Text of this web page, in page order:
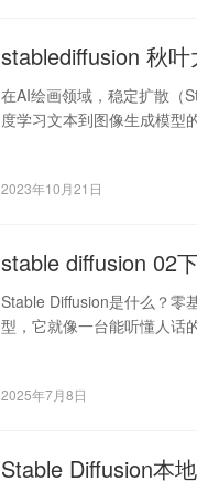
stablediffusion 秋
在AI绘画领域，稳定扩散（
度学习文本到图像生成模型
2023年10月21日
stable diffusion 02
Stable Diffusion是什么？零
型，它就像一台能听懂人话
2025年7月8日
Stable Diffusion本